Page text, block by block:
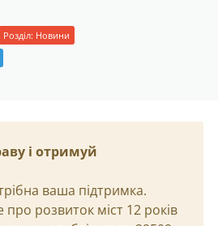
Розділ: Новини
і отримуй
ваша підтримка.
розвиток міст 12 років